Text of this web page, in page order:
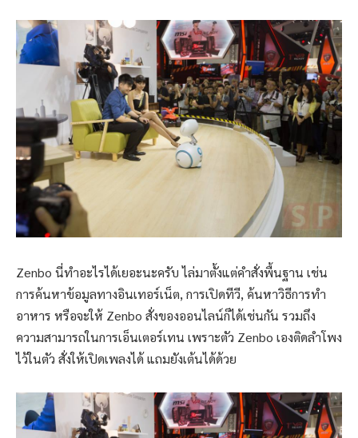
Zenbo นี่ทำอะไรได้เยอะนะครับ ไล่มาตั้งแต่คำสั่งพื้นฐาน เช่น
การค้นหาข้อมูลทางอินเทอร์เน็ต, การเปิดทีวี, ค้นหาวิธีการทำ
อาหาร หรือจะให้ Zenbo สั่งของออนไลน์ก็ได้เช่นกัน รวมถึง
ความสามารถในการเอ็นเตอร์เทน เพราะตัว Zenbo เองติดลำโพง
ไว้ในตัว สั่งให้เปิดเพลงได้ แถมยังเต้นได้ด้วย